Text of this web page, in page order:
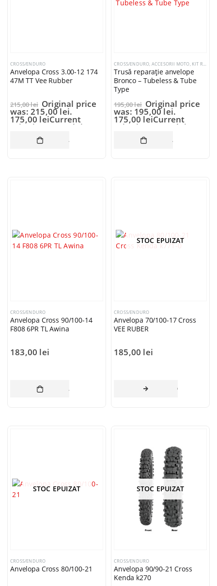
CROSS/ENDURO
Anvelopa Cross 3.00-12 174
47M TT Vee Rubber
215,00lei Original price
was: 215,00 lei.
175,00 leiCurrent
price is: 175,00 lei.
ADAUGĂ ÎN COȘ
CROSS/ENDURO, ACCESORII MOTO, KIT REPARATIE ANVELOPE
Trusă reparație anvelope
Bronco – Tubeless & Tube
Type
195,00lei Original price
was: 195,00 lei.
175,00 leiCurrent
price is: 175,00 lei.
ADAUGĂ ÎN COȘ
CROSS/ENDURO
Anvelopa Cross 90/100-14
F808 6PR TL Awina
183,00 lei
ADAUGĂ ÎN COȘ
STOC EPUIZAT
CROSS/ENDURO
Anvelopa 70/100-17 Cross
VEE RUBER
185,00 lei
CITEȘTE MAI
STOC EPUIZAT
CROSS/ENDURO
Anvelopa Cross 80/100-21
STOC EPUIZAT
CROSS/ENDURO
Anvelopa 90/90-21 Cross
Kenda k270